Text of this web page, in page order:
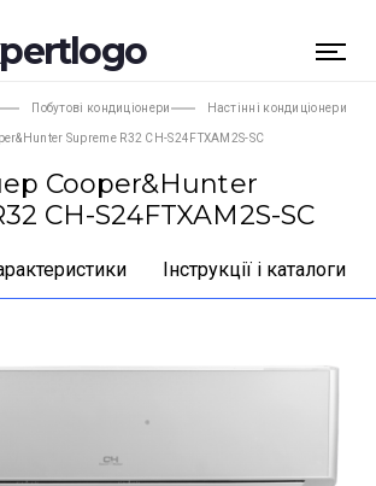
Побутові кондиціонери Настінні кондиціонери
Supreme R32 CH-S24FTXAM2S-SC
Cooper&Hunter
CH-S24FTXAM2S-SC
Інструкції і каталоги